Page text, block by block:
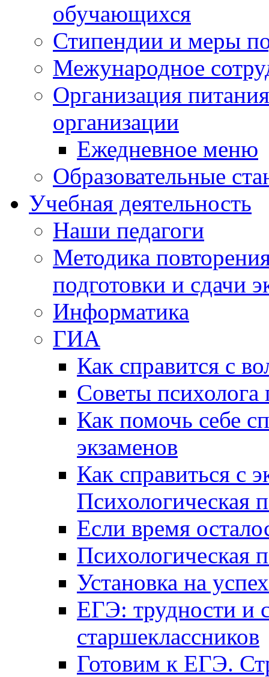
обучающихся
Стипендии и меры
Межународное
Организация
организации
Ежедневное меню
Образовательные
Учебная деятельность
Наши педагоги
Методика
подготовки и сдачи
Информатика
ГИА
Как справится с
Советы
Как помочь себе
экзаменов
Как справиться с
Психологическая
Если время
Психологическая
Установка на успех
ЕГЭ: трудности и
старшеклассников
Готовим к ЕГЭ.